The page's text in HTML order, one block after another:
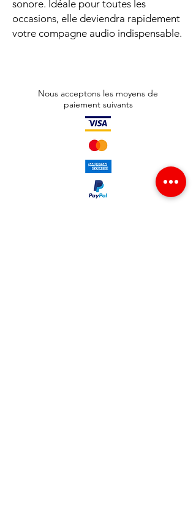
sonore. Idéale pour toutes les
occasions, elle deviendra rapidement
votre compagne audio indispensable.
Nous acceptons les moyens de
paiement suivants